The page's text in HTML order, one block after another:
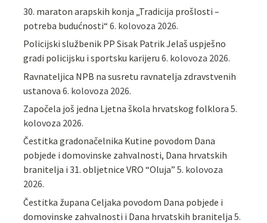
30. maraton arapskih konja „Tradicija prošlosti –
potreba budućnosti“ 6. kolovoza 2026.
Policijski službenik PP Sisak Patrik Jelaš uspješno
gradi policijsku i sportsku karijeru 6. kolovoza 2026.
Ravnateljica NPB na susretu ravnatelja zdravstvenih
ustanova 6. kolovoza 2026.
Započela još jedna Ljetna škola hrvatskog folklora 5.
kolovoza 2026.
Čestitka gradonačelnika Kutine povodom Dana
pobjede i domovinske zahvalnosti, Dana hrvatskih
branitelja i 31. obljetnice VRO “Oluja” 5. kolovoza
2026.
Čestitka župana Celjaka povodom Dana pobjede i
domovinske zahvalnosti i Dana hrvatskih branitelja 5.